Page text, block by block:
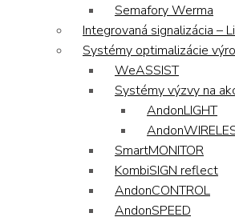
Semafory Werma
Integrovaná signalizácia –
Systémy optimalizácie
WeASSIST
Systémy výzvy na
AndonLIGHT
SmartMONITOR
KombiSIGN reflect
AndonCONTROL
AndonSPEED